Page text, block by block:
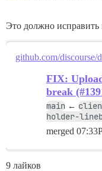
Это должно исправить
github.com/discourse/
FIX:
break
main ←
holder-
merged
9 лайков